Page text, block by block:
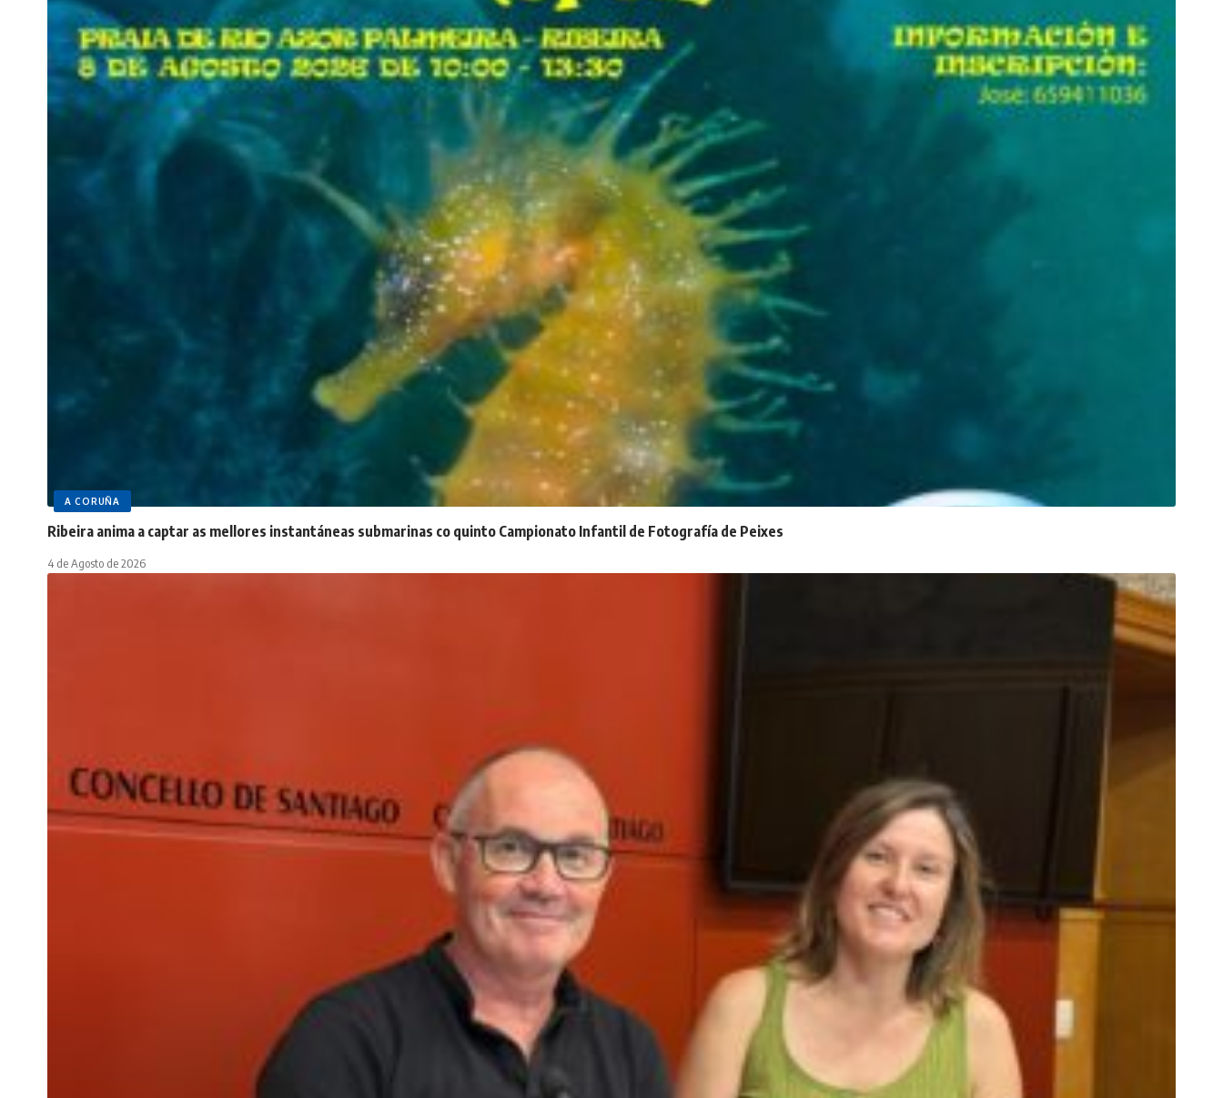
A CORUÑA
Ribeira anima a captar as mellores instantáneas submarinas co quinto Campionato Infantil de Fotografía de Peixes
4 de Agosto de 2026